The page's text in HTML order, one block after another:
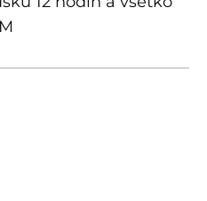
5 z 5 hviezdičiek